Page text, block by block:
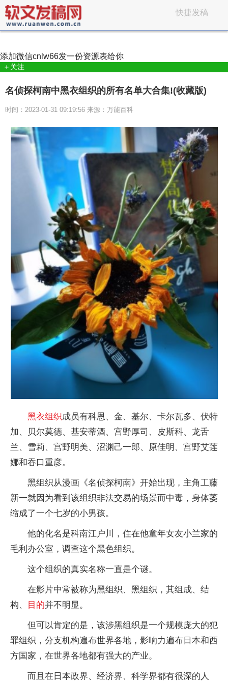
快捷发稿
添加微信cnlw66发一份资源表给你
＋关注
名侦探柯南中黑衣组织的所有名单大合集!(收藏版)
时间：2023-01-31 09:19:56 来源：万能百科
黑衣组织成员有科恩、金、基尔、卡尔瓦多、伏特
加、贝尔莫德、基安蒂酒、宫野厚司、皮斯科、龙舌
兰、雪莉、宫野明美、沼渊己一郎、原佳明、宫野艾莲
娜和吞口重彦。
黑组织从漫画《名侦探柯南》开始出现，主角工藤
新一就因为看到该组织非法交易的场景而中毒，身体萎
缩成了一个七岁的小男孩。
他的化名是科南江户川，住在他童年女友小兰家的
毛利办公室，调查这个黑色组织。
这个组织的真实名称一直是个谜。
在影片中常被称为黑组织、黑组织，其组成、结
构、
目的并不明显。
但可以肯定的是，该涉黑组织是一个规模庞大的犯
罪组织，分支机构遍布世界各地，影响力遍布日本和西
方国家，在世界各地都有强大的产业。
而且在日本政界、经济界、科学界都有很深的人